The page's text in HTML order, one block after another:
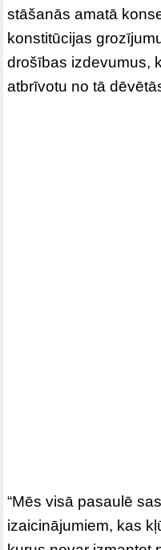
stāšanās amatā
konstitūcijas
drošības izdevumus,
atbrīvotu no tā
“Mēs visā pasaulē
izaicinājumiem, kas